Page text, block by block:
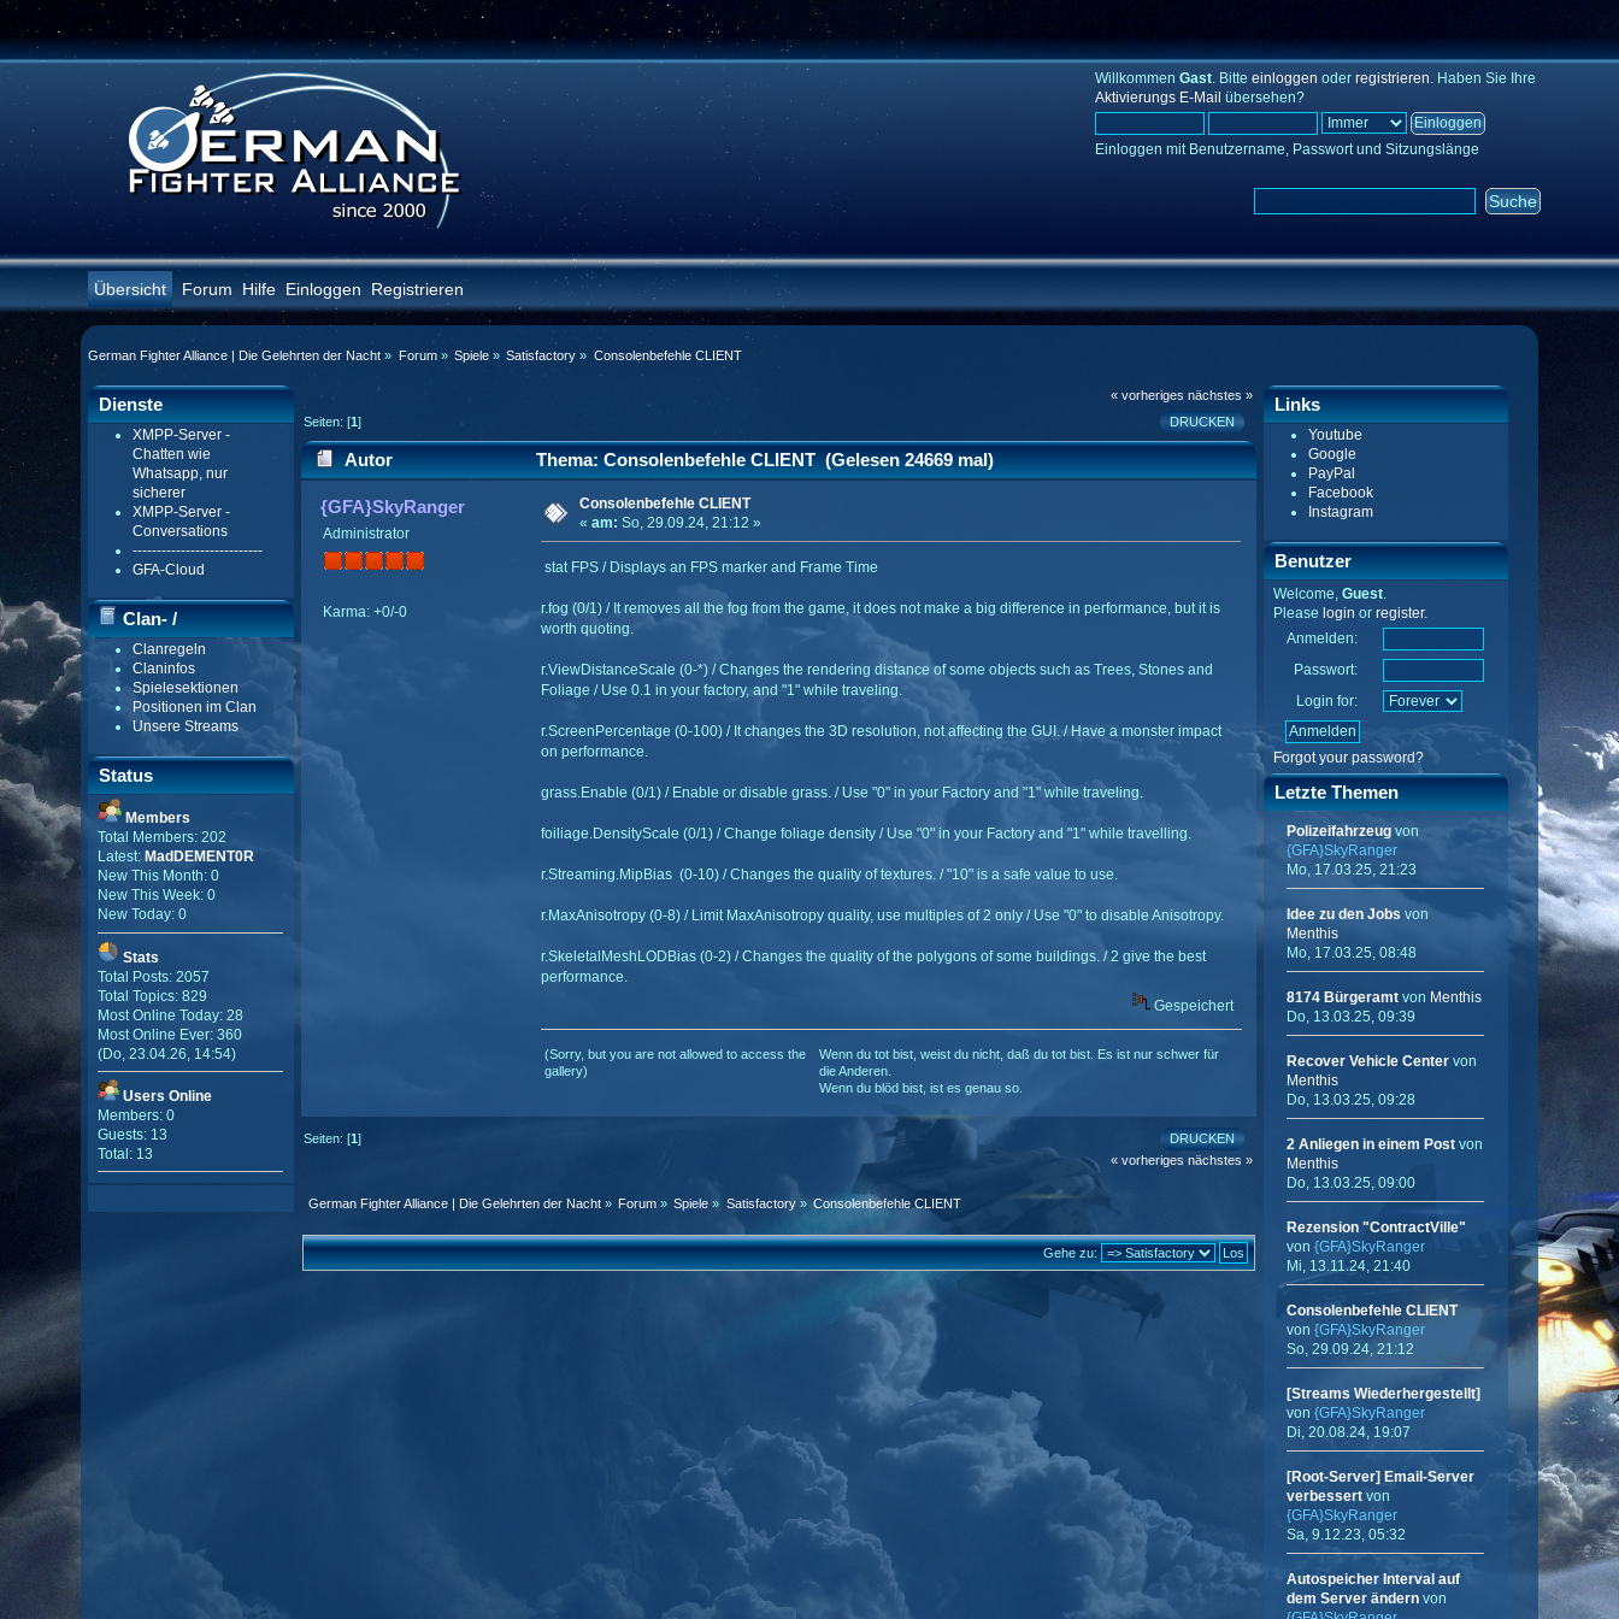
Willkommen Gast. Bitte einloggen oder registrieren. Haben Sie Ihre
Aktivierungs E-Mail übersehen?
Einloggen mit Benutzername, Passwort und Sitzungslänge
Übersicht Forum Hilfe Einloggen Registrieren
German Fighter Alliance | Die Gelehrten der Nacht » Forum» Spiele » Satisfactory » Consolenbefehle CLIENT
Dienste
XMPP-Server -
Chatten wie
Whatsapp, nur
sicherer
XMPP-Server -
Conversations
---------------------------
GFA-Cloud
Clan- /
Gildenmenü
Clanregeln
Claninfos
Spielesektionen
Positionen im Clan
Unsere Streams
Status
Members
Total Members: 202
Latest: MadDEMENT0R
New This Month: 0
New This Week: 0
New Today: 0
Stats
Total Posts: 2057
Total Topics: 829
Most Online Today: 28
Most Online Ever: 360
(Do, 23.04.26, 14:54)
Users Online
Members: 0
Guests: 13
Total: 13
« vorheriges nächstes »
DRUCKEN
Seiten: [1]
Autor Thema: Consolenbefehle CLIENT (Gelesen 24669 mal)
{GFA}SkyRanger
Administrator
Karma: +0/-0
Consolenbefehle CLIENT
«am: So, 29.09.24, 21:12 »
stat FPS / Displays an FPS marker and Frame Time
r.fog (0/1) / It removes all the fog from the game, it does not make a big difference in performance, but it is
worth quoting.
r.ViewDistanceScale (0-*) / Changes the rendering distance of some objects such as Trees, Stones and
Foliage / Use 0.1 in your factory, and "1" while traveling.
r.ScreenPercentage (0-100) / It changes the 3D resolution, not affecting the GUI. / Have a monster impact
on performance.
grass.Enable (0/1) / Enable or disable grass. / Use "0" in your Factory and "1" while traveling.
foiliage.DensityScale (0/1) / Change foliage density / Use "0" in your Factory and "1" while travelling.
r.Streaming.MipBias (0-10) / Changes the quality of textures. / "10" is a safe value to use.
r.MaxAnisotropy (0-8) / Limit MaxAnisotropy quality, use multiples of 2 only / Use "0" to disable Anisotropy.
r.SkeletalMeshLODBias (0-2) / Changes the quality of the polygons of some buildings. / 2 give the best
performance.
Gespeichert
(Sorry, but you are not allowed to access the
gallery)
Wenn du tot bist, weist du nicht, daß du tot bist. Es ist nur schwer für
die Anderen.
Wenn du blöd bist, ist es genau so.
DRUCKEN
Seiten: [1]
« vorheriges nächstes »
German Fighter Alliance | Die Gelehrten der Nacht» Forum » Spiele » Satisfactory» Consolenbefehle CLIENT
Gehe zu:
Links
Youtube
Google
PayPal
Facebook
Instagram
Benutzer
Welcome,Guest.
Please login orregister.
Anmelden:
Passwort:
Login for:
Forgot your password?
Letzte Themen
Polizeifahrzeugvon
{GFA}SkyRanger
Mo, 17.03.25, 21:23
Idee zu den Jobs von
Menthis
Mo, 17.03.25, 08:48
8174 Bürgeramtvon Menthis
Do, 13.03.25, 09:39
Recover Vehicle Centervon
Menthis
Do, 13.03.25, 09:28
2 Anliegen in einem Postvon
Menthis
Do, 13.03.25, 09:00
Rezension "ContractVille"
von {GFA}SkyRanger
Mi, 13.11.24, 21:40
Consolenbefehle CLIENT
von {GFA}SkyRanger
So, 29.09.24, 21:12
[Streams Wiederhergestellt]
von {GFA}SkyRanger
Di, 20.08.24, 19:07
[Root-Server] Email-Server
verbessertvon
{GFA}SkyRanger
Sa, 9.12.23, 05:32
Autospeicher Interval auf
dem Server ändernvon